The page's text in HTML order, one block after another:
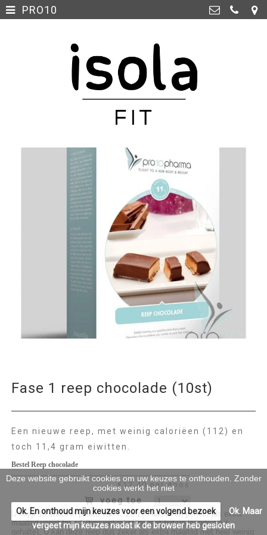
Glacisweg 1C, 6212 BL
Maastricht
06-25 15 28 98
info@isolafit.nl
PRO10
Fase 1 reep chocolade (10st)
Een nieuwe reep, met weinig caloriëen (112) en
toch 11,4 gram eiwitten.
Bestel Reep chocolade
€17.40 per doos
voeg toe
U krijgt 10 stuks in plaats van 7. Ze zijn lekker en perfect als extra
maaltijd vanaf fase 1 (hou wel rekening met het verlaagde eiwit
gehalte). U kan deze reep dus zeker als extra maaltijd met heel weinig
Deze website gebruikt cookies om uw keuzes te onthouden. Zonder
cookies werkt het niet
Ok. En onthoud mijn keuzes voor een volgend bezoek
Ok. Maar
vergeet mijn keuzes nadat ik de browser heb gesloten